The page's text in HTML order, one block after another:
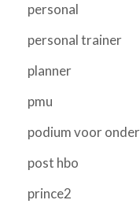
personal
personal trainer
planner
pmu
podium voor
post hbo
prince2